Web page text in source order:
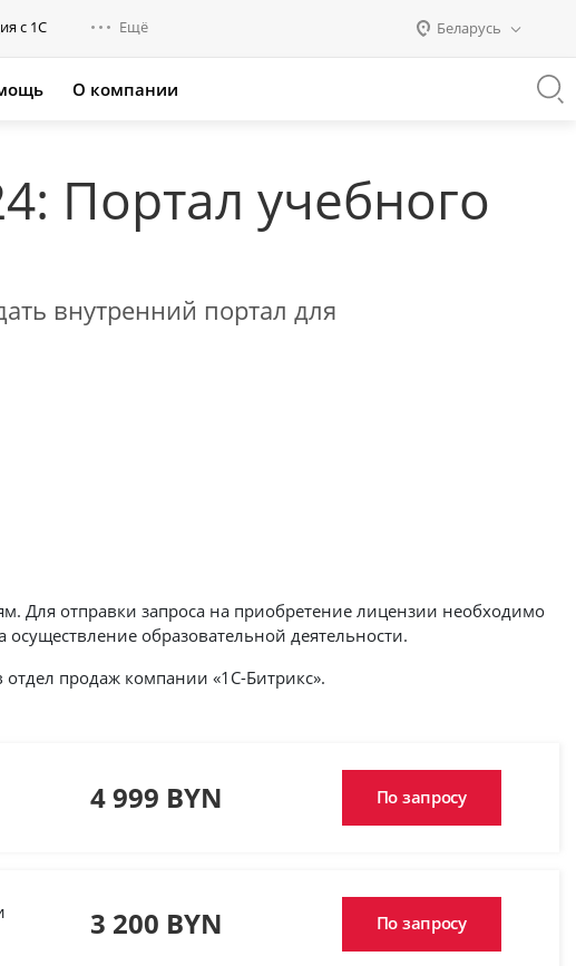
с 1С Ещё
Промо для партнеров
Беларусь
О компании
Портал учебного
внутренний портал для
Для отправки запроса на приобретение лицензии необходимо
образовательной деятельности.
продаж компании «1С-Битрикс».
4 999 BYN По запросу
3 200 BYN По запросу